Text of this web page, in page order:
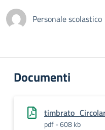
Personale scolastico
Documenti
pdf - 608 kb